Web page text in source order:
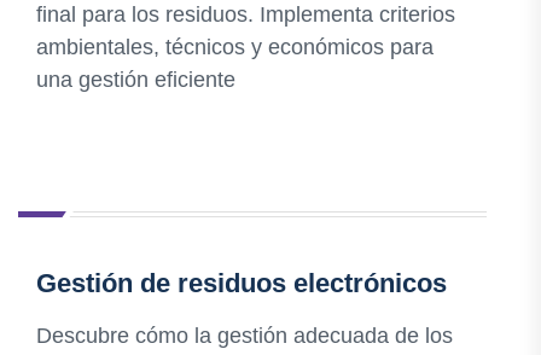
final para los residuos. Implementa criterios
ambientales, técnicos y económicos para
una gestión eficiente
Gestión de residuos electrónicos
Descubre cómo la gestión adecuada de los